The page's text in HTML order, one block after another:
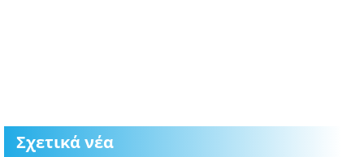
Σχετικά νέα